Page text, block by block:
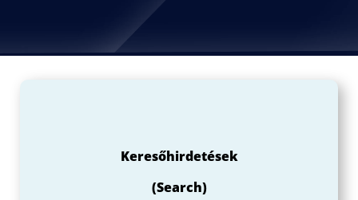
Keresőhirdetések
(Search)